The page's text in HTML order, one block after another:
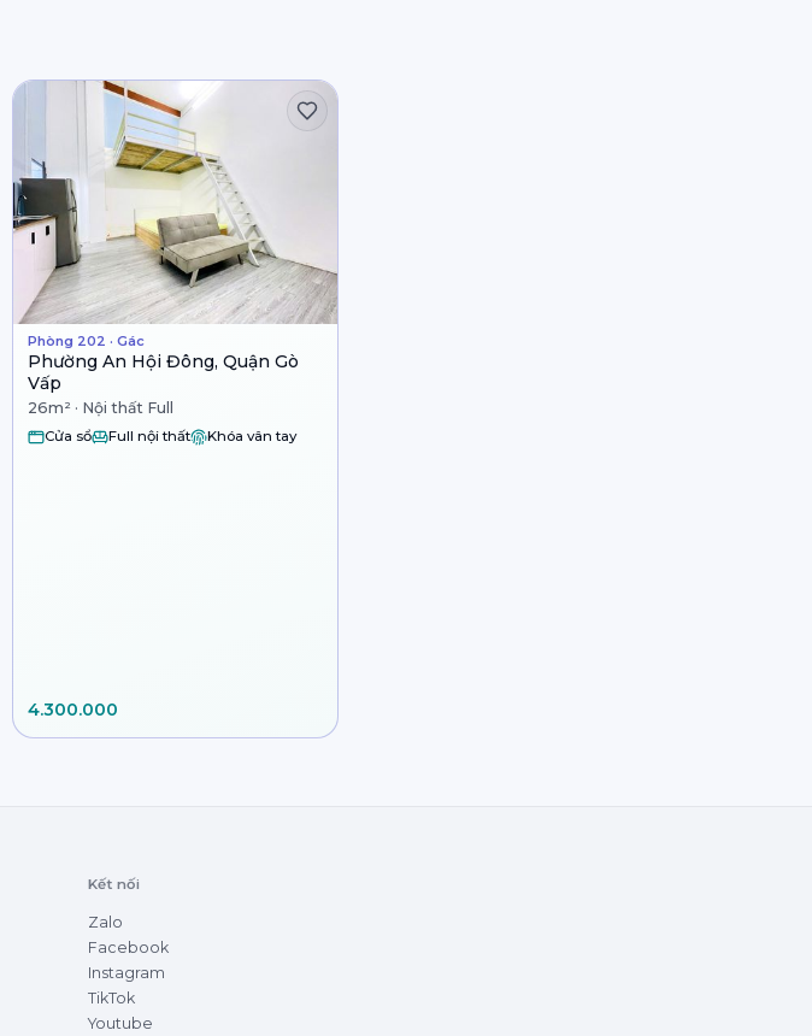
Phòng 202 · Gác
Phường An Hội Đông, Quận Gò
Vấp
26m² · Nội thất Full
Cửa sổ Full nội thất Khóa vân tay
4.300.000
Kết nối
Zalo
Facebook
Instagram
TikTok
Youtube